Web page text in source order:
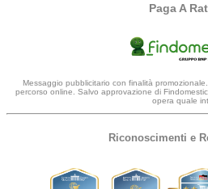
Paga A
Messaggio pubblicitario con finalità
percorso online. Salvo approvazione di
opera quale
Riconoscimenti e